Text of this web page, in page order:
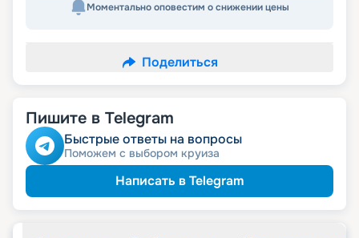
Моментально оповестим о снижении цены
Поделиться
Пишите в Telegram
Быстрые ответы на вопросы
Поможем с выбором круиза
Написать в Telegram